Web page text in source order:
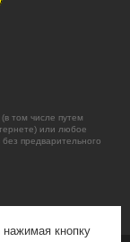
том числе путем
или любое
предварительного
кнопку